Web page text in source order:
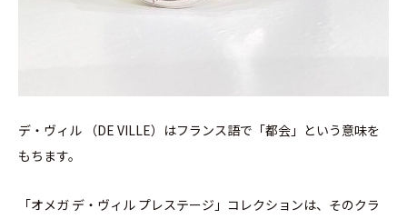
デ・ヴィル （DE VILLE）はフランス語で「都会」という意味を
もちます。
「オメガ デ・ヴィル プレステージ」コレクションは、そのクラ